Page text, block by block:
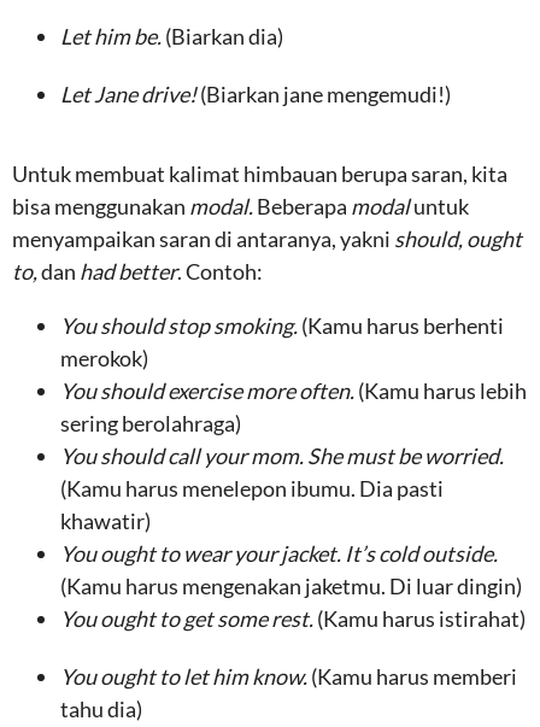
Let him be.(Biarkan dia)
Let Jane drive!(Biarkan jane mengemudi!)
Untuk membuat kalimat himbauan berupa saran, kita
bisa menggunakan modal.Beberapa modaluntuk
menyampaikan saran di antaranya, yakni should, ought
to,dan had better. Contoh:
You should stop smoking.(Kamu harus berhenti
merokok)
You should exercise more often.(Kamu harus lebih
sering berolahraga)
You should call your mom.She must be worried.
(Kamu harus menelepon ibumu. Dia pasti
khawatir)
You ought to wear your jacket. It’s cold outside.
(Kamu harus mengenakan jaketmu. Di luar dingin)
You ought to get some rest.(Kamu harus istirahat)
You ought to let him know.(Kamu harus memberi
tahu dia)